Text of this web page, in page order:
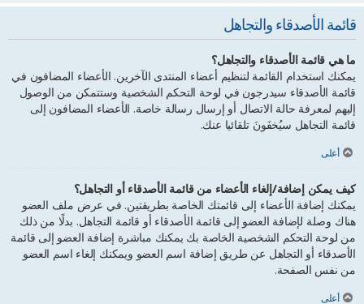
قائمة الأصدقاء والتجاهل
ما هي قائمة الأصدقاء والتجاهل؟
يمكنك استخدام القائمة لتنظيم أعضاء المنتدى الآخرين. الأعضاء المضافون في
قائمة الأصدقاء سيدرجون في لوحة التحكم الشخصية وستتمكن من الوصول
إليهم لمعرفة حالة الاتصال أو إرسال رسالة خاصة. الأعضاء المضافون إلى
قائمة التجاهل سيُخفَونَ تلقائيا عنك.
أعلى
كيف يمكن إضافة/إلغاء الأعضاء من قائمة الأصدقاء أو التجاهل؟
يمكنك إضافة الأعضاء إلى قائمتك الخاصة بطريقتين. في عرض ملف العضو
هناك وصلة لإضافة العضو إلى قائمة الأصدقاء أو قائمة التجاهل. بدلًا من ذلك
من لوحة التحكم الشخصية الخاصة بك يمكنك مباشرة إضافة العضو إلى قائمة
الأصدقاء أو التجاهل عن طريق إضافة اسم العضو ويمكنك إلغاء اسم العضو
من نفس الصفحة.
أعلى